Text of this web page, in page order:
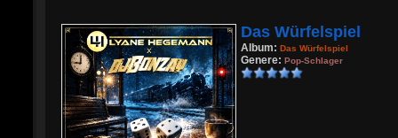
Das Würfelspiel
Album: Das Würfelspiel
Genere: Pop-Schlager